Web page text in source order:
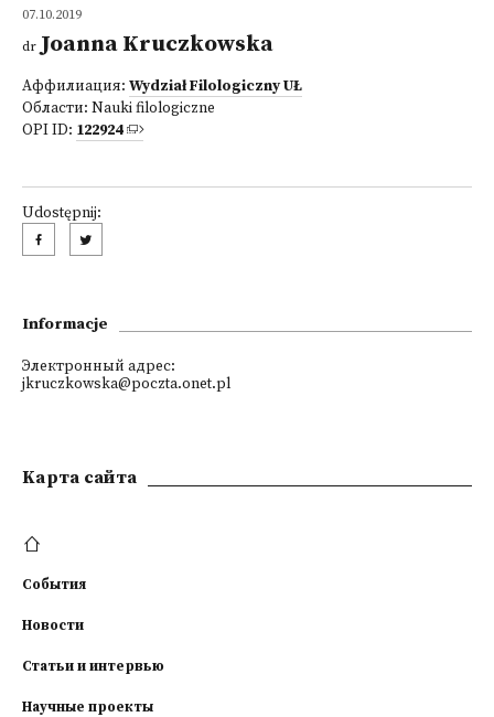
07.10.2019
dr Joanna Kruczkowska
Аффилиация: Wydział Filologiczny UŁ
Области: Nauki filologiczne
OPI ID: 122924
Udostępnij:
Informacje
Электронный адрес:
jkruczkowska@poczta.onet.pl
Kарта сайта
События
Новости
Статьи и интервью
Научные проекты